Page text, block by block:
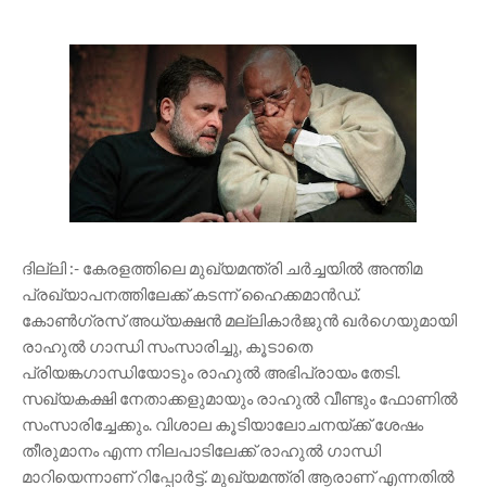
ദില്ലി :- കേരളത്തിലെ മുഖ്യമന്ത്രി ചർച്ചയിൽ അന്തിമ
പ്രഖ്യാപനത്തിലേക്ക് കടന്ന് ഹൈക്കമാൻഡ്.
കോൺഗ്രസ് അധ്യക്ഷൻ മല്ലികാർജുൻ ഖർഗെയുമായി
രാഹുൽ ഗാന്ധി സംസാരിച്ചു, കൂടാതെ
പ്രിയങ്കഗാന്ധിയോടും രാഹുൽ അഭിപ്രായം തേടി.
സഖ്യകക്ഷി നേതാക്കളുമായും രാഹുൽ വീണ്ടും ഫോണിൽ
സംസാരിച്ചേക്കും. വിശാല കൂടിയാലോചനയ്ക്ക് ശേഷം
തീരുമാനം എന്ന നിലപാടിലേക്ക് രാഹുൽ ഗാന്ധി
മാറിയെന്നാണ് റിപ്പോർട്ട്. മുഖ്യമന്ത്രി ആരാണ് എന്നതിൽ